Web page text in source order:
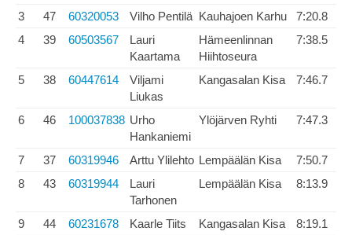
3 47 60320053 Vilho Pentilä Kauhajoen Karhu
7:20.8
4
39 60503567
Lauri
Kaartama
Hämeenlinnan
Hiihtoseura
7:38.5
5 38 60447614
Viljami
Liukas
Kangasalan Kisa 7:46.7
6 46 100037838 Urho
Hankaniemi
Ylöjärven Ryhti 7:47.3
7 37 60319946 Arttu Ylilehto Lempäälän Kisa
7:50.7
8
43 60319944
Lauri
Tarhonen
Lempäälän Kisa 8:13.9
9 44 60231678 Kaarle Tiits Kangasalan Kisa
8:19.1